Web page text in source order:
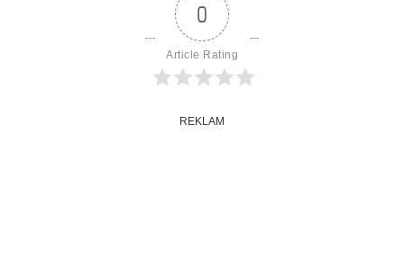
0
Article Rating
REKLAM